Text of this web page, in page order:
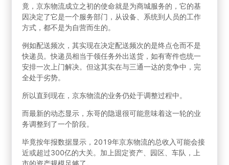
竟，京东物流成立之初的使命就是为商城服务的，它的基
因决定了它是一个服务部门，从设备、系统到人员的工作
方式，都不是为自营而生的。
例如配送频次，其实现在决定配送频次的是终点仓而不是
快递员。快递员相当于领任务外出送货，如有寄件也统一
安排一次上门解决。但这其实在与三通一达的竞争中，完
全处于劣势。
所以直到现在，京东物流的业务仍处于调整过程中。
而最新的动态显示，东哥的隐退很可能意味着这一轮的业
务调整到了一个阶段。
毕竟按年报数据显示，2019年京东物流的总收入可能会接
近或超过300亿的大关。加上固定资产、园区、车队，上
市的资产规模足够了。